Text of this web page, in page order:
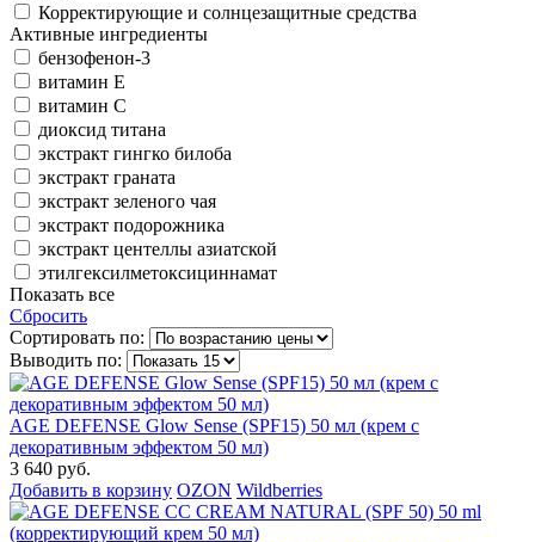
Корректирующие и солнцезащитные средства
Активные ингредиенты
бензофeнон-3
витамин Е
витамин С
диоксид титана
экстракт гингко билоба
экстракт граната
экстракт зеленого чая
экстракт подорожника
экстракт центеллы азиатской
этилгексилметоксициннамат
Показать все
Сбросить
Сортировать по:
Выводить по:
AGE DEFENSE Glow Sense (SPF15) 50 мл (крем с
декоративным эффектом 50 мл)
3 640 руб.
Добавить в корзину OZON Wildberries